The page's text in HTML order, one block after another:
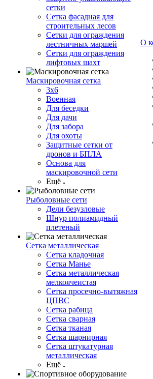
сетки
Сетка фасадная для
строительных лесов
Сетки для ограждения
лестничных маршей
Сетки для ограждения
лифтовых шахт
Маскировочная сетка
3х6
Военная
Для беседки
Для дачи
Для забора
Для охоты
Защитные сетки от
дронов и БПЛА
Основа для
маскировочной сети
Ещё
Рыболовные сети
Дели безузловые
Шнур полиамидный
плетеный
Сетка металлическая
Сетка кладочная
Сетка Манье
Сетка металлическая
мелкоячеистая
Сетка просечно-вытяжная
ЦПВС
Сетка рабица
Сетка сварная
Сетка тканая
Сетка шарнирная
Сетка штукатурная
металлическая
Ещё
О